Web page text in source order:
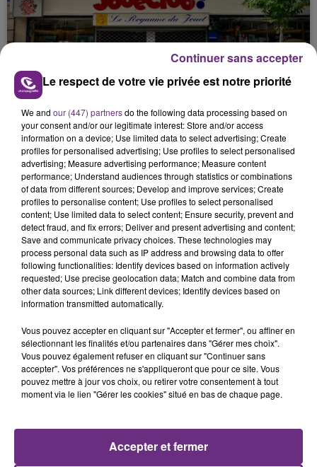
LE MAGASIN JOUÉCLUB DE REIMS FERME
SES PORTES
C'était l'une des institutions du centre-ville
rémois. Le magasin JouéClub est contraint de
fermer ses portes.
TITRES DIFFUSÉS
14h21
14h21
STROMAE
Papaoutai
14h19
14h19
ALEX WARREN
Fever Dream
14h15
14h15 14h07
14h07
Le respect de votre vie privée est notre priorité
We and our (447) partnersdo the following data processing based on
your consent and/or our legitimate interest: Store and/or access
information on a device; Use limited data to select advertising; Create
profiles for personalised advertising; Use profiles to select personalised
advertising; Measure advertising performance; Measure content
performance; Understand audiences through statistics or combinations
of data from different sources; Develop and improve services; Create
profiles to personalise content; Use profiles to select personalised
content; Use limited data to select content; Ensure security, prevent and
detect fraud, and fix errors; Deliver and present advertising and content;
Save and communicate privacy choices. These technologies may
process personal data such as IP address and browsing data to offer
following functionalities: Identify devices based on information actively
requested; Use precise geolocation data; Match and combine data from
other data sources; Link different devices; Identify devices based on
information transmitted automatically.
Vous pouvez accepter en cliquant sur "Accepter et fermer", ou affiner en
sélectionnant les finalités et/ou partenaires dans "Gérer mes choix".
Vous pouvez également refuser en cliquant sur "Continuer sans
accepter". Vos préférences ne s'appliqueront que pour ce site. Vous
pouvez mettre à jour vos choix, ou retirer votre consentement à tout
moment via le lien "Gérer les cookies" situé en bas de chaque page.
Accepter et fermer
Continuer sans accepter